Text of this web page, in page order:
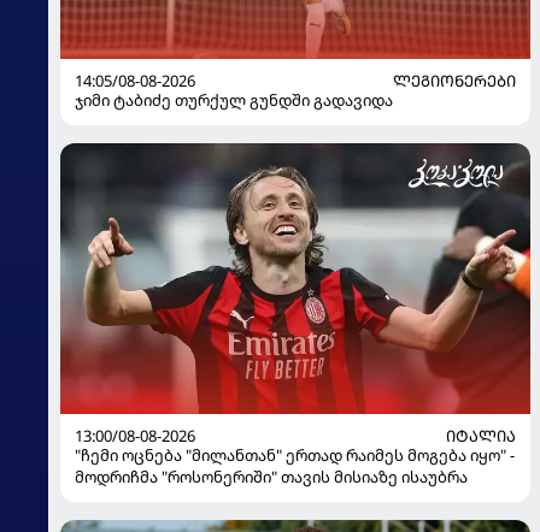
14:05/08-08-2026
ᲚᲔᲒᲘᲝᲜᲔᲠᲔᲑᲘ
ჯიმი ტაბიძე თურქულ გუნდში გადავიდა
13:00/08-08-2026
ᲘᲢᲐᲚᲘᲐ
"ჩემი ოცნება "მილანთან" ერთად რაიმეს მოგება იყო" -
მოდრიჩმა "როსონერიში" თავის მისიაზე ისაუბრა